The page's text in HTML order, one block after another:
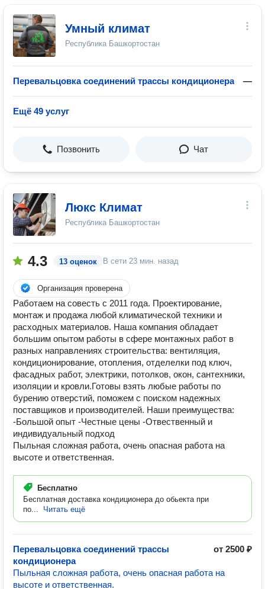
Умный климат
Республика Башкортостан
Перевальцовка соединений трассы кондиционера —
Ещё 49 услуг
Позвонить Чат
Люкс Климат
Республика Башкортостан
4.3 13 оценок В сети 23 мин. назад
Организация проверена
Работаем на совесть с 2011 года. Проектирование,
монтаж и продажа любой климатической техники и
расходных материалов. Наша компания обладает
большим опытом работы в сфере монтажных работ в
разных направлениях строительства: вентиляция,
кондиционирование, отопления, отделелки под ключ,
фасадных работ, электрики, потолков, окон, сантехники,
изоляции и кровли.Готовы взять любые работы по
бурению отверстий, поможем с поиском надежных
поставщиков и производителей. Наши преимущества:
-Большой опыт -Честные цены -Отвественный и
индивидуальный подход
Пыльная сложная работа, очень опасная работа на
высоте и ответственная.
Бесплатно
Бесплатная доставка кондиционера до обьекта при
по...
Читать ещё
Перевальцовка соединений трассы
кондиционера
от 2500 ₽
Пыльная сложная работа, очень опасная работа на
высоте и ответственная.